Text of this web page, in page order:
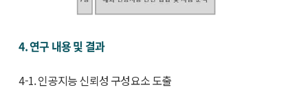
4. 연구 내용 및 결과
4-1. 인공지능 신뢰성 구성요소 도출